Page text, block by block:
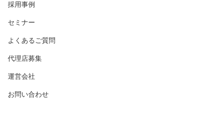
採用事例
セミナー
よくあるご質問
代理店募集
運営会社
お問い合わせ